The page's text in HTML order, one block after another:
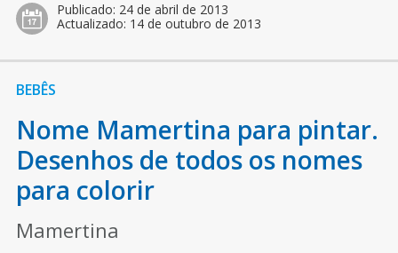
Publicado: 24 de abril de 2013
Actualizado: 14 de outubro de 2013
BEBÊS
Nome Mamertina para pintar.
Desenhos de todos os nomes
para colorir
Mamertina